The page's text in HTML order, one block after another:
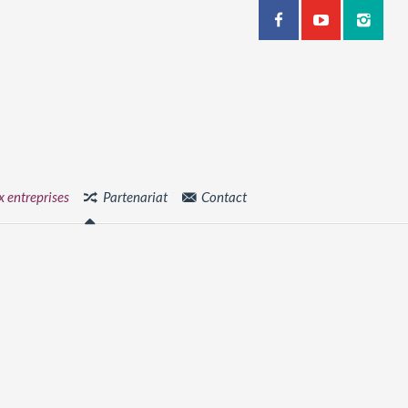
entreprises Partenariat Contact